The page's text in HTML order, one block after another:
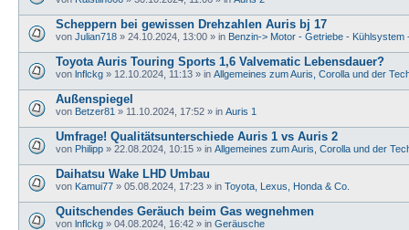
Scheppern bei gewissen Drehzahlen Auris bj 17
von Julian718 » 24.10.2024, 13:00 » in Benzin-> Motor - Getriebe - Kühlsystem
Toyota Auris Touring Sports 1,6 Valvematic Lebensdauer?
von lnflckg » 12.10.2024, 11:13 » in Allgemeines zum Auris, Corolla und der
Außenspiegel
von Betzer81 » 11.10.2024, 17:52 » in Auris 1
Umfrage! Qualitätsunterschiede Auris 1 vs Auris 2
von Philipp » 22.08.2024, 10:15 » in Allgemeines zum Auris, Corolla und der
Daihatsu Wake LHD Umbau
von Kamui77 » 05.08.2024, 17:23 » in Toyota, Lexus, Honda & Co.
Quitschendes Geräuch beim Gas wegnehmen
von lnflckg » 04.08.2024, 16:42 » in Geräusche